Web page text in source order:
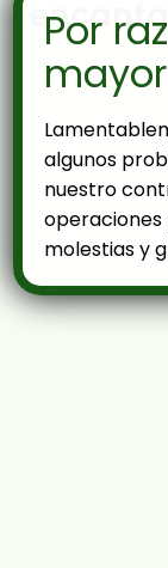
Por
mayor
algunos
nuestro
operaciones
molestias y